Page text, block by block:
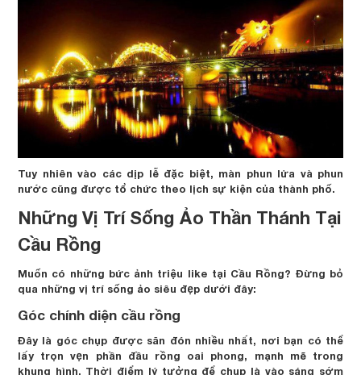
Tuy nhiên vào các dịp lễ đặc biệt, màn phun lửa và phun
nước cũng được tổ chức theo lịch sự kiện của thành phố.
Những Vị Trí Sống Ảo Thần Thánh Tại
Cầu Rồng
Muốn có những bức ảnh triệu like tại Cầu Rồng? Đừng bỏ
qua những vị trí sống ảo siêu đẹp dưới đây:
Góc chính diện cầu rồng
Đây là góc chụp được săn đón nhiều nhất, nơi bạn có thể
lấy trọn vẹn phần đầu rồng oai phong, mạnh mẽ trong
khung hình. Thời điểm lý tưởng để chụp là vào sáng sớm